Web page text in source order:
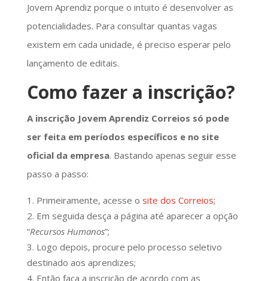
Jovem Aprendiz porque o intuito é desenvolver as
potencialidades. Para consultar quantas vagas
existem em cada unidade, é preciso esperar pelo
lançamento de editais.
Como fazer a inscrição?
A inscrição Jovem Aprendiz Correios só pode
ser feita em períodos específicos e no site
oficial da empresa. Bastando apenas seguir esse
passo a passo:
Primeiramente, acesse o site dos Correios;
Em seguida desça a página até aparecer a opção
“Recursos Humanos”;
Logo depois, procure pelo processo seletivo
destinado aos aprendizes;
Então faça a inscrição de acordo com as